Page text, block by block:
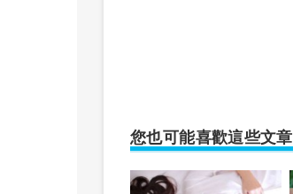
您也可能喜歡這些文章